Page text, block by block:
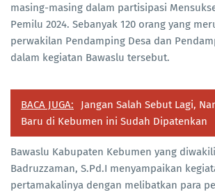
masing-masing dalam partisipasi
Pemilu 2024. Sebanyak 120 orang yang
perwakilan Pendamping Desa dan
dalam kegiatan Bawaslu tersebut.
BACA JUGA:
Jangan Salah Sebut Lagi,
Baru di Kebumen ini Sudah Dipatenkan
Bawaslu Kabupaten Kebumen yang
Badruzzaman, S.Pd.I menyampaikan
pertamakalinya dengan melibatkan para